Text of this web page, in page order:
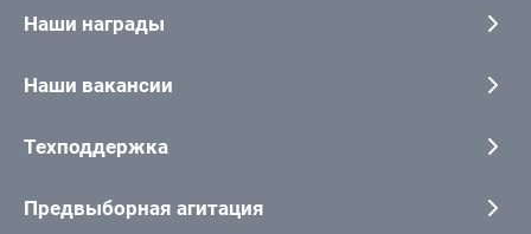
Наши награды
Наши вакансии
Техподдержка
Предвыборная агитация